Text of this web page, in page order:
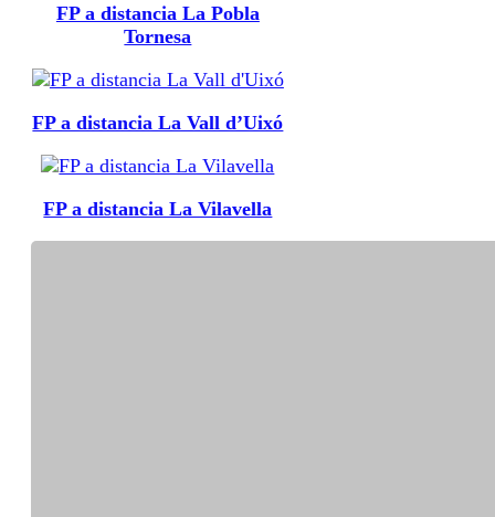
FP a distancia La Pobla
Tornesa
FP a distancia La Vall d’Uixó
FP a distancia La Vilavella